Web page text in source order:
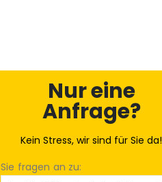
Nur eine
Anfrage?
Kein Stress, wir sind für Sie da!
Sie fragen an zu: